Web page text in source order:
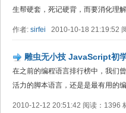
生帮硬套，死记硬背，而要消化理
作者: sirfei 2010-10-18 21:19:52
雕虫无小技 JavaScript初
在之前的编程语言排行榜中，我们
活力的脚本语言，还是是最有用的
2010-12-12 20:51:42 阅读：1396